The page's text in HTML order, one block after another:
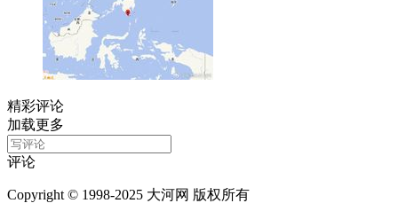
精彩评论
加载更多
评论
Copyright © 1998-2025 大河网 版权所有